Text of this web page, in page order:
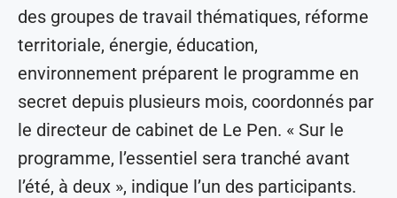
des groupes de travail thématiques, réforme
territoriale, énergie, éducation,
environnement préparent le programme en
secret depuis plusieurs mois, coordonnés par
le directeur de cabinet de Le Pen. « Sur le
programme, l’essentiel sera tranché avant
l’été, à deux », indique l’un des participants.